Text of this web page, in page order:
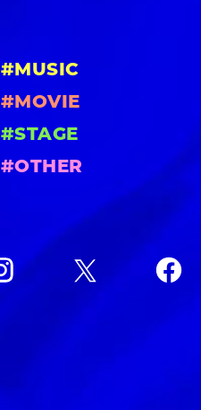
#MUSIC
#MOVIE
#STAGE
#OTHER